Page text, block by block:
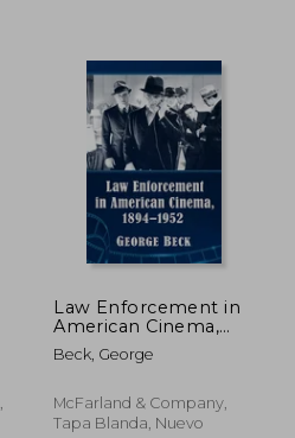
Law Enforcement in
American Cinema,
1894-1952 (en Inglés)
Beck, George
McFarland & Company,
Tapa Blanda, Nuevo